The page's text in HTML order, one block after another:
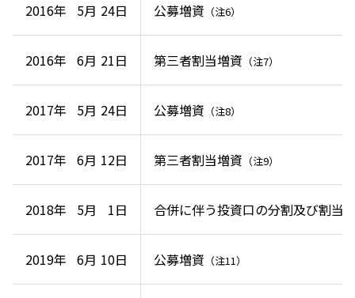
2016年 5月 24日 公募増資 （注6）
2016年 6月 21日 第三者割当増資 （注7）
2017年 5月 24日 公募増資 （注8）
2017年 6月 12日 第三者割当増資 （注9）
2018年 5月 1日 合併に伴う投資口の分割及び割当
2019年 6月 10日 公募増資 （注11）